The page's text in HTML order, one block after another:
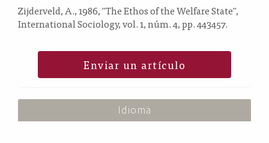
Zijderveld, A., 1986, "The Ethos of the Welfare State",
International Sociology, vol. 1, núm. 4, pp. 443457.
Enviar un artículo
Idioma